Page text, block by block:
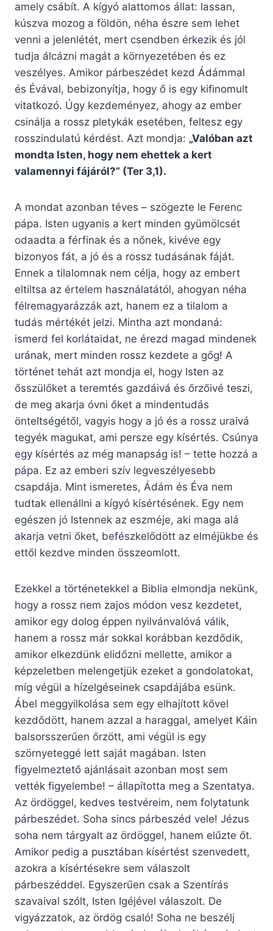
amely csábít. A kígyó alattomos állat: lassan,
kúszva mozog a földön, néha észre sem lehet
venni a jelenlétét, mert csendben érkezik és jól
tudja álcázni magát a környezetében és ez
veszélyes. Amikor párbeszédet kezd Ádámmal
és Évával, bebizonyítja, hogy ő is egy kifinomult
vitatkozó. Úgy kezdeményez, ahogy az ember
csinálja a rossz pletykák esetében, feltesz egy
rosszindulatú kérdést. Azt mondja: „Valóban azt
mondta Isten, hogy nem ehettek a kert
valamennyi fájáról?” (Ter 3,1).
A mondat azonban téves – szögezte le Ferenc
pápa. Isten ugyanis a kert minden gyümölcsét
odaadta a férfinak és a nőnek, kivéve egy
bizonyos fát, a jó és a rossz tudásának fáját.
Ennek a tilalomnak nem célja, hogy az embert
eltiltsa az értelem használatától, ahogyan néha
félremagyarázzák azt, hanem ez a tilalom a
tudás mértékét jelzi. Mintha azt mondaná:
ismerd fel korlátaidat, ne érezd magad mindenek
urának, mert minden rossz kezdete a gőg! A
történet tehát azt mondja el, hogy Isten az
ősszülőket a teremtés gazdáivá és őrzőivé teszi,
de meg akarja óvni őket a mindentudás
önteltségétől, vagyis hogy a jó és a rossz uraivá
tegyék magukat, ami persze egy kísértés. Csúnya
egy kísértés az még manapság is! – tette hozzá a
pápa. Ez az emberi szív legveszélyesebb
csapdája. Mint ismeretes, Ádám és Éva nem
tudtak ellenállni a kígyó kísértésének. Egy nem
egészen jó Istennek az eszméje, aki maga alá
akarja vetni őket, befészkelődött az elméjükbe és
ettől kezdve minden összeomlott.
Ezekkel a történetekkel a Biblia elmondja nekünk,
hogy a rossz nem zajos módon vesz kezdetet,
amikor egy dolog éppen nyilvánvalóvá válik,
hanem a rossz már sokkal korábban kezdődik,
amikor elkezdünk elidőzni mellette, amikor a
képzeletben melengetjük ezeket a gondolatokat,
míg végül a hízelgéseinek csapdájába esünk.
Ábel meggyilkolása sem egy elhajított kővel
kezdődött, hanem azzal a haraggal, amelyet Káin
balsorsszerűen őrzött, ami végül is egy
szörnyeteggé lett saját magában. Isten
figyelmeztető ajánlásait azonban most sem
vették figyelembe! – állapította meg a Szentatya.
Az ördöggel, kedves testvéreim, nem folytatunk
párbeszédet. Soha sincs párbeszéd vele! Jézus
soha nem tárgyalt az ördöggel, hanem elűzte őt.
Amikor pedig a pusztában kísértést szenvedett,
azokra a kísértésekre sem válaszolt
párbeszéddel. Egyszerűen csak a Szentírás
szavaival szólt, Isten Igéjével válaszolt. De
vigyázzatok, az ördög csaló! Soha ne beszélj